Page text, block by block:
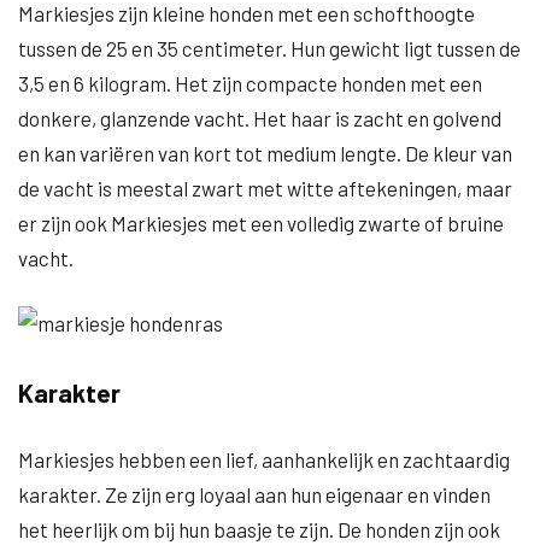
Markiesjes zijn kleine honden met een schofthoogte
tussen de 25 en 35 centimeter. Hun gewicht ligt tussen de
3,5 en 6 kilogram. Het zijn compacte honden met een
donkere, glanzende vacht. Het haar is zacht en golvend
en kan variëren van kort tot medium lengte. De kleur van
de vacht is meestal zwart met witte aftekeningen, maar
er zijn ook Markiesjes met een volledig zwarte of bruine
vacht.
Karakter
Markiesjes hebben een lief, aanhankelijk en zachtaardig
karakter. Ze zijn erg loyaal aan hun eigenaar en vinden
het heerlijk om bij hun baasje te zijn. De honden zijn ook